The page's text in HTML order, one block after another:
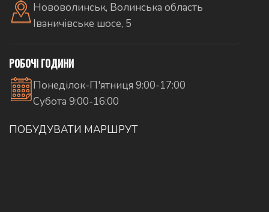
Нововолинськ, Волинська область
Іваничівське шосе, 5
РОБОЧІ ГОДИНИ
Понеділок-П'ятниця 9:00-17:00
Субота 9:00-16:00
ПОБУДУВАТИ МАРШРУТ